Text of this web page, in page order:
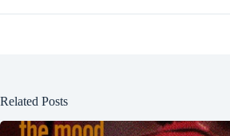
Related Posts